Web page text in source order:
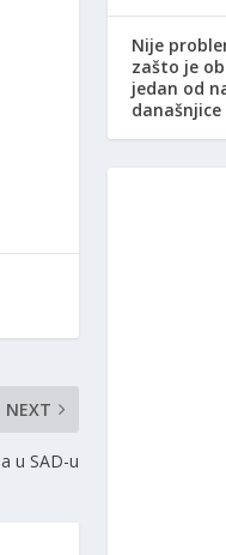
NEXT
u SAD-u
Nije
zašto je
jedan od
današnjice